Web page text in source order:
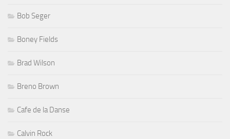
Bob Seger
Boney Fields
Brad Wilson
Breno Brown
Cafe de la Danse
Calvin Rock